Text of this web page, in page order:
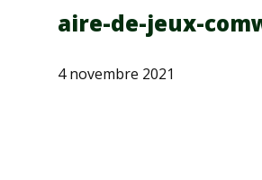
aire-de-jeux-
4 novembre 2021